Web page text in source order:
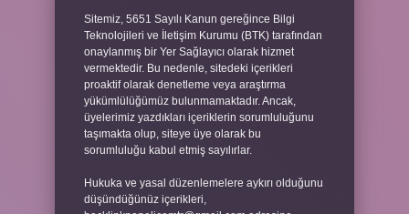
Sitemiz, 5651 Sayılı Kanun gereğince Bilgi
Teknolojileri ve İletişim Kurumu (BTK) tarafından
onaylanmış bir Yer Sağlayıcı olarak hizmet
vermektedir. Bu nedenle, sitedeki içerikleri
proaktif olarak denetleme veya araştırma
yükümlülüğümüz bulunmamaktadır. Ancak,
üyelerimiz yazdıkları içeriklerin sorumluluğunu
taşımakta olup, siteye üye olarak bu
sorumluluğu kabul etmiş sayılırlar.
Hukuka ve yasal düzenlemelere aykırı olduğunu
düşündüğünüz içerikleri,